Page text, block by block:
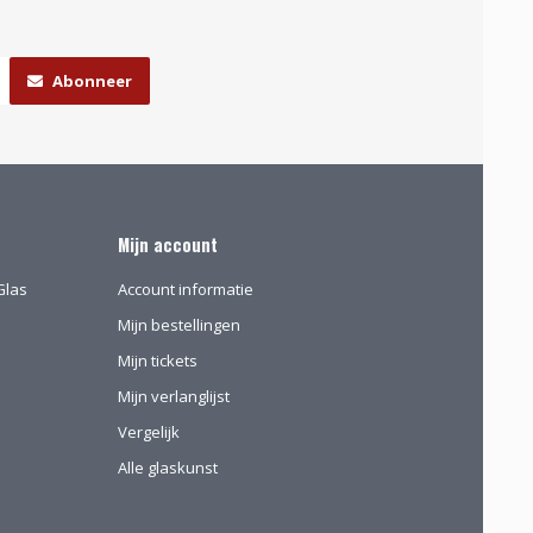
Abonneer
Mijn account
Account informatie
Mijn bestellingen
Mijn tickets
Mijn verlanglijst
Vergelijk
Alle glaskunst